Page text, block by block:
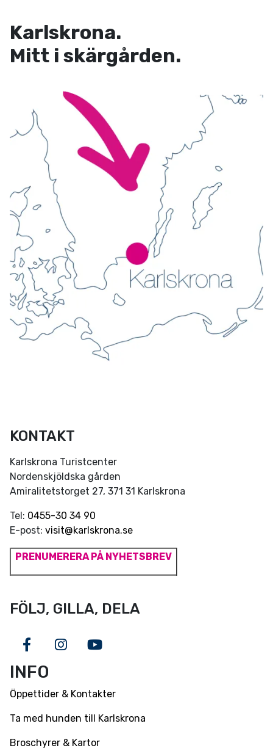
Karlskrona.
Mitt i skärgården.
KONTAKT
Karlskrona Turistcenter
Nordenskjöldska gården
Amiralitetstorget 27, 371 31 Karlskrona
Tel: 0455-30 34 90
E-post: visit@karlskrona.se
PRENUMERERA PÅ NYHETSBREV
FÖLJ, GILLA, DELA
FacebookInstagram
Youtube
INFO
Öppettider & Kontakter
Ta med hunden till Karlskrona
Broschyrer & Kartor